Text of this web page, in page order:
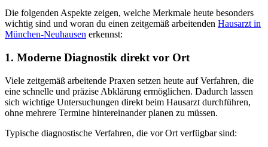
Die folgenden Aspekte zeigen, welche Merkmale heute besonders
wichtig sind und woran du einen zeitgemäß arbeitenden Hausarzt in
München-Neuhausen erkennst:
1. Moderne Diagnostik direkt vor Ort
Viele zeitgemäß arbeitende Praxen setzen heute auf Verfahren, die
eine schnelle und präzise Abklärung ermöglichen. Dadurch lassen
sich wichtige Untersuchungen direkt beim Hausarzt durchführen,
ohne mehrere Termine hintereinander planen zu müssen.
Typische diagnostische Verfahren, die vor Ort verfügbar sind: